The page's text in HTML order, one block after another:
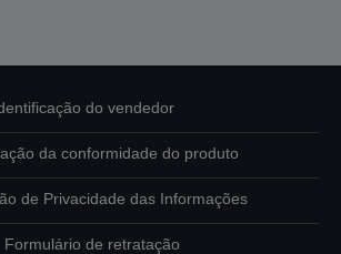
do vendedor
da conformidade do produto
de Privacidade das Informações
Formulário de retratação